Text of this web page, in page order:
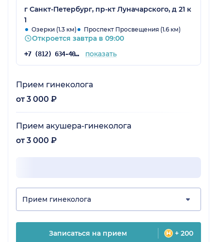
г Санкт-Петербург, пр-кт Луначарского, д 21 к
1
Озерки (1.3 км) Проспект Просвещения (1.6 км)
Откроется завтра в 09:00
+7 (812) 634-40-79 показать
Прием гинеколога
от 3 000 ₽
Прием акушера-гинеколога
от 3 000 ₽
Прием гинеколога
Записаться на прием + 200